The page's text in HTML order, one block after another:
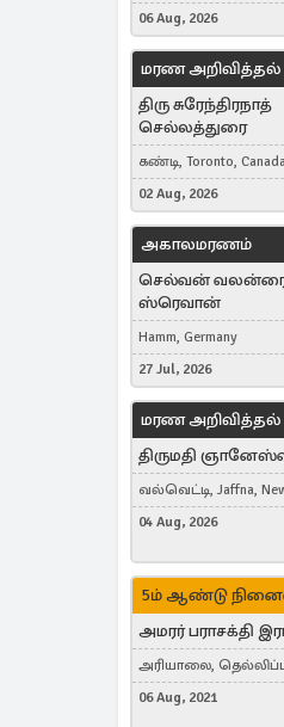
France
06 Aug, 2026
மரண அறிவித்தல்
திரு சுரேந்திரநாத்
செல்லத்துரை
கண்டி, Toronto,
02 Aug, 2026
அகாலமரணம்
செல்வன்
ஸ்ரெவான்
Hamm, Germany
27 Jul, 2026
மரண அறிவித்தல்
திருமதி
வல்வெட்டி, Jaffna,
United Kingdom
04 Aug, 2026
5ம் ஆண்டு
அமரர் பராசக்தி
அரியாலை,
Montreal, Canada
06 Aug, 2021